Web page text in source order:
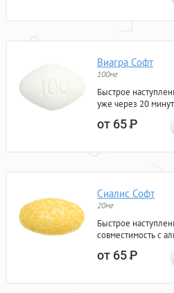
Виагра Софт
100мг
Быстрое
уже через 20 минут.
от 65Р
Сиалис Софт
20мг
Быстрое
совместимость с
от 65Р